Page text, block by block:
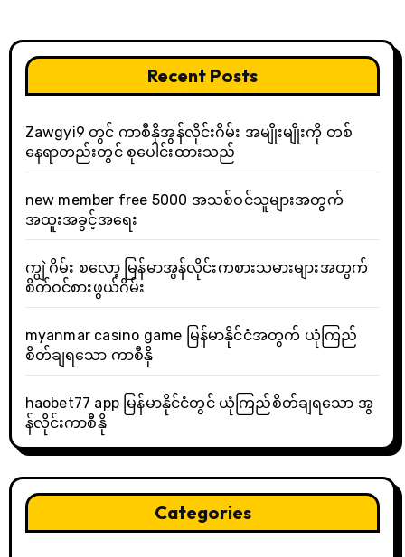
Recent Posts
Zawgyi9 တွင် ကာစီနိုအွန်လိုင်းဂိမ်း အမျိုးမျိုးကို တစ်
နေရာတည်းတွင် စုပေါင်းထားသည်
new member free 5000 အသစ်ဝင်သူများအတွက်
အထူးအခွင့်အရေး
ကျွဲ ဂိမ်း စလော့ မြန်မာအွန်လိုင်းကစားသမားများအတွက်
စိတ်ဝင်စားဖွယ်ဂိမ်း
myanmar casino game မြန်မာနိုင်ငံအတွက် ယုံကြည်
စိတ်ချရသော ကာစီနို
haobet77 app မြန်မာနိုင်ငံတွင် ယုံကြည်စိတ်ချရသော အွ
န်လိုင်းကာစီနို
Categories